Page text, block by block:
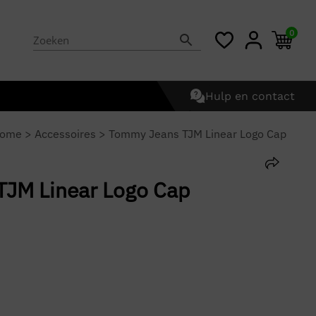
0
Hulp en contact
> Accessoires > Tommy Jeans TJM Linear Logo Cap
Linear Logo Cap